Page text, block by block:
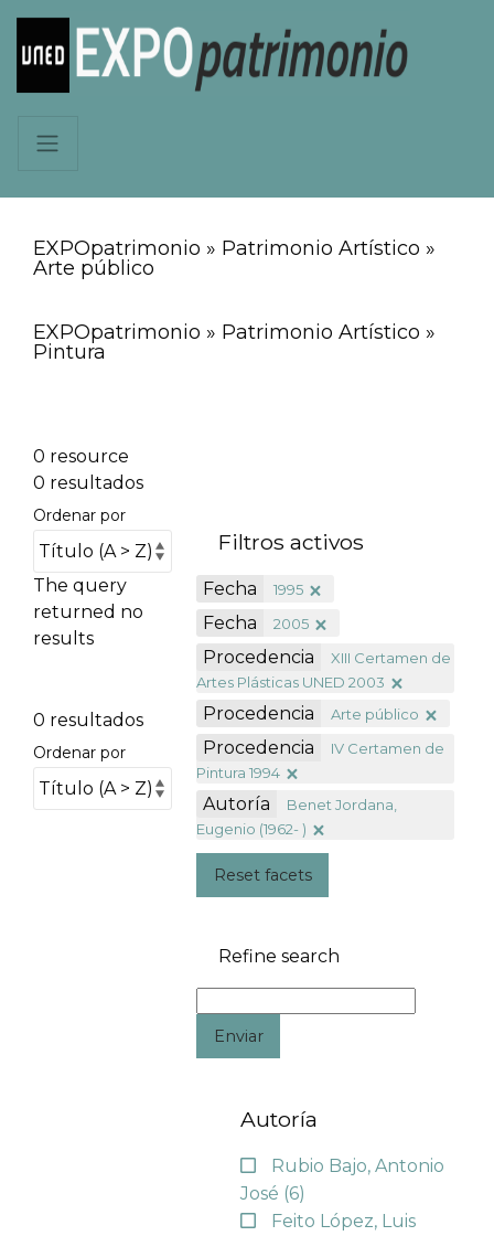
EXPOpatrimonio » Patrimonio Artístico »
Arte público
EXPOpatrimonio » Patrimonio Artístico »
Pintura
0 resource
0 resultados
Ordenar por
The query
returned no
results
0 resultados
Ordenar por
Filtros activos
Fecha 1995
Fecha 2005
Procedencia
XIII Certamen de
Artes Plásticas UNED 2003
Procedencia Arte público
Procedencia
IV Certamen de
Pintura 1994
Autoría
Benet Jordana,
Eugenio (1962- )
Reset facets
Refine search
Enviar
Autoría
Rubio Bajo, Antonio
José (6)
Feito López, Luis